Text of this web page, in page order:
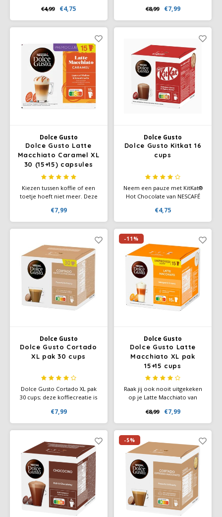
en een royale melkschuim. Dit
Italiaanse icoon bevat meer
melk dan de cappuccino en is
een perfecte koffietraktatie.
€4,99 €4,75
één capsule die je binnen een
minuut de perfecte koffie
biedt.
€8,99 €7,99
Dolce Gusto
Dolce Gusto Latte
Macchiato Caramel XL
30 (15+15) capsules
Kiezen tussen koffie of een
toetje hoeft niet meer. Deze
je het beste van beide
werelden: een luchtige
melklaag met karamelaroma,
gevolgd door een krachtige
espresso – allemaal in één. De
perfecte afsluiter van elke
maaltijd.
€7,99
Dolce Gusto
Dolce Gusto Kitkat 16
cups
Neem een pauze met KitKat®
Hot Chocolate van NESCAFÉ
met warme cacao laten je
genieten van een wafel- en
cacaosmaak met een vleugje
karamel. Geniet thuis van de
KitKat smaak in een romige
kop warme chocolademelk.
€4,75
Dolce Gusto
Dolce Gusto Cortado
XL pak 30 cups
Dolce Gusto Cortado XL pak
30 cups; deze koffiecreatie is
koffiecultuur, Een intense
espresso met een scheut
warme melk, zoals bij een
€7,99
-11%
Dolce Gusto
Dolce Gusto Latte
Macchiato XL pak
15+15 cups
Raak jij ook nooit uitgekeken
op je Latte Macchiato van
langer van jouw overheerlijke
melkkoffie met de Latte
Macchiato XL-verpakking.
€8,99 €7,99
-5%